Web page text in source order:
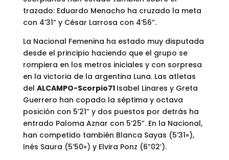
trazado: Eduardo Menacho ha cruzado la meta
con 4’31” y César Larrosa con 4’56”.
La Nacional Femenina ha estado muy disputada
desde el principio haciendo que el grupo se
rompiera en los metros iniciales y con sorpresa
en la victoria de la argentina Luna. Las atletas
del ALCAMPO-Scorpio71 Isabel Linares y Greta
Guerrero han copado la séptima y octava
posición con 5’21” y dos puestos por detrás ha
entrado Paloma Aznar con 5’25”. En la Nacional,
han competido también Blanca Sayas (5’31»),
Inés Saura (5’50») y Elvira Ponz (6”02’).